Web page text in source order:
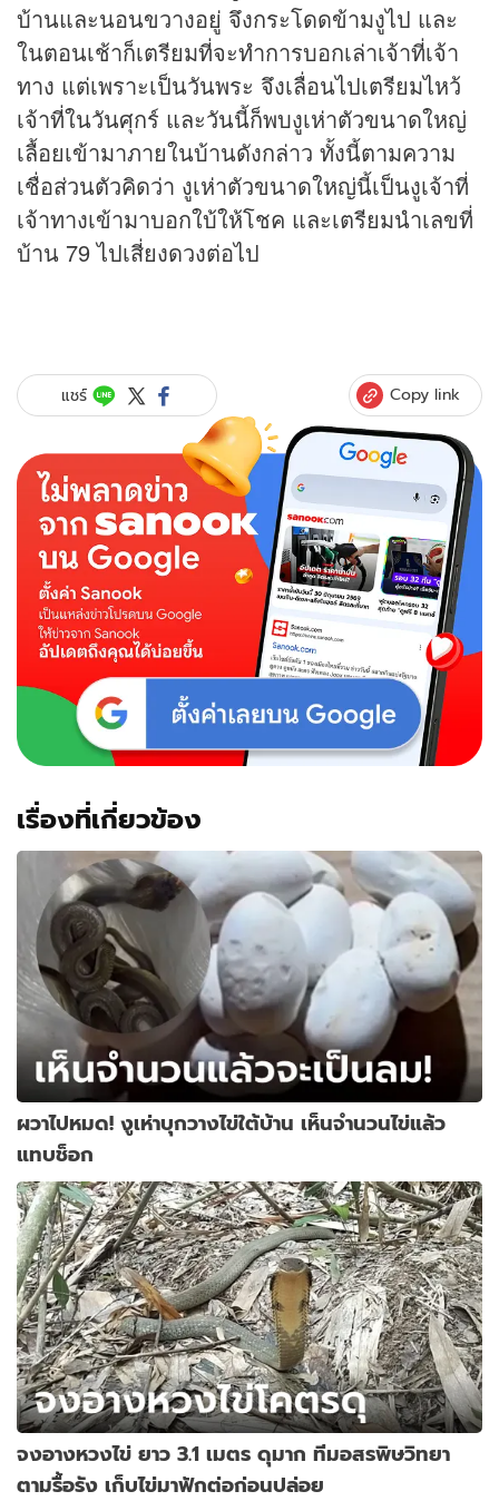
บ้านและนอนขวางอยู่ จึงกระโดดข้ามงูไป และ
ในตอนเช้าก็เตรียมที่จะทำการบอกเล่าเจ้าที่เจ้า
ทาง แต่เพราะเป็นวันพระ จึงเลื่อนไปเตรียมไหว้
เจ้าที่ในวันศุกร์ และวันนี้ก็พบงูเห่าตัวขนาดใหญ่
เลื้อยเข้ามาภายในบ้านดังกล่าว ทั้งนี้ตามความ
เชื่อส่วนตัวคิดว่า งูเห่าตัวขนาดใหญ่นี้เป็นงูเจ้าที่
เจ้าทางเข้ามาบอกใบ้ให้โชค และเตรียมนำเลขที่
บ้าน 79 ไปเสี่ยงดวงต่อไป
แชร์ Copy link
เรื่องที่เกี่ยวข้อง
ผวาไปหมด! งูเห่าบุกวางไข่ใต้บ้าน เห็นจำนวนไข่แล้ว
แทบช็อก
จงอางหวงไข่ ยาว 3.1 เมตร ดุมาก ทีมอสรพิษวิทยา
ตามรื้อรัง เก็บไข่มาฟักต่อก่อนปล่อย